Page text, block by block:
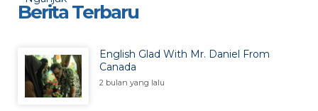
Berita Terbaru
English Glad With Mr. Daniel From
Canada
2 bulan yang lalu